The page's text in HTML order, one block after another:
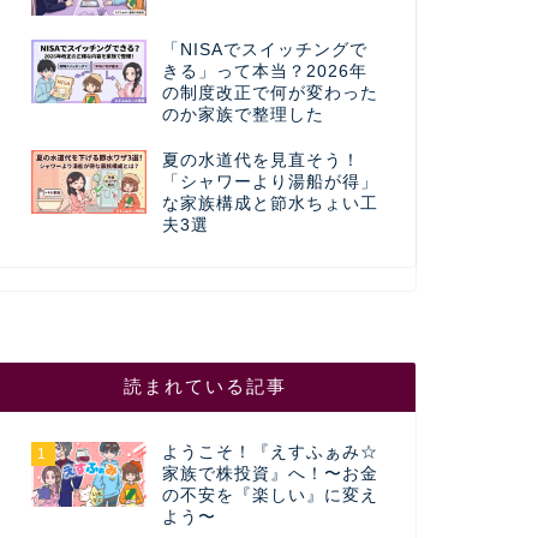
「NISAでスイッチングで
きる」って本当？2026年
の制度改正で何が変わった
のか家族で整理した
夏の水道代を見直そう！
「シャワーより湯船が得」
な家族構成と節水ちょい工
夫3選
読まれている記事
1
ようこそ！『えすふぁみ☆
家族で株投資』へ！〜お金
の不安を『楽しい』に変え
よう〜